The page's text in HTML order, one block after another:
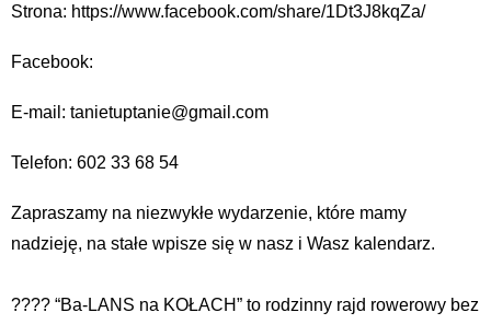
Strona: https://www.facebook.com/share/1Dt3J8kqZa/
Facebook:
E-mail: tanietuptanie@gmail.com
Telefon: 602 33 68 54
Zapraszamy na niezwykłe wydarzenie, które mamy
nadzieję, na stałe wpisze się w nasz i Wasz kalendarz.
???? “Ba-LANS na KOŁACH” to rodzinny rajd rowerowy bez